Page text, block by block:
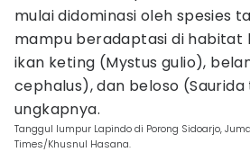
mulai didominasi oleh spesies
mampu beradaptasi di habitat
ikan keting (Mystus gulio),
cephalus), dan beloso
ungkapnya.
Tanggul lumpur Lapindo di Porong Sidoarjo,
Times/Khusnul Hasana.